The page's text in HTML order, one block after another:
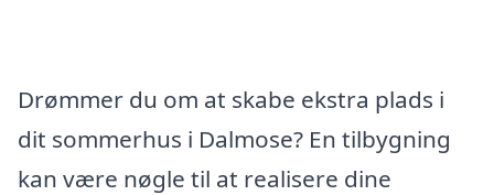
Drømmer du om at skabe ekstra plads i
dit sommerhus i Dalmose? En tilbygning
kan være nøgle til at realisere dine